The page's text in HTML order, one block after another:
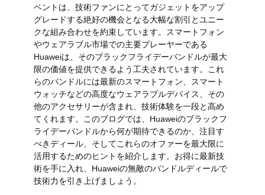
ベントは、技術ファンにとってガジェットをアップ
グレードする絶好の機会となる大幅な割引とユニー
クな組み合わせを約束しています。スマートフォン
やウェアラブル市場での主要プレーヤーである
Huaweiは、そのブラックフライデーバンドルが最大
限の価値を提供できるよう工夫されています。これ
らのバンドルには最新のスマートフォン、スマート
ウォッチなどの高度なウェアラブルデバイス、その
他のアクセサリーが含まれ、技術体験を一段と高め
てくれます。このブログでは、Huaweiのブラックフ
ライデーバンドルから何が期待できるのか、注目す
べきディール、そしてこれらのオファーを最大限に
活用するためのヒントを紹介します。お得に最新技
術を手に入れ、Huaweiの無敵のバンドルディールで
技術力を引き上げましょう。